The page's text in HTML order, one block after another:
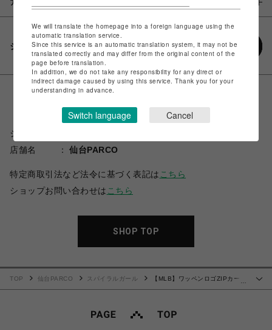
アイテム説明 / 素材
シェアする
ショップ名
店舗名
仙台PARCO
特定商取引法など法令に基づく表記は こちら
ショップお問い合わせは こちら
SHOP TOP
TOP 仙台PARCO スパイラルガール
【MLB】ワッペンロゴZIPカーデ
We will translate the homepage into a foreign language using the
automatic translation service.
Since this service is an automatic translation system, it may not be
translated correctly and may differ from the original content of the
page before translation.
In addition, we do not take any responsibility for any direct or
indirect damage caused by using this service. Thank you for your
understanding in advance.
Switch language Cancel